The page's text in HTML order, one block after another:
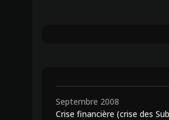
364
Septembre 2008
Crise financière (crise des